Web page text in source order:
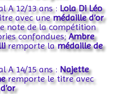
A 12/13 ans : Lola Di Léo
avec unemédaille d’or
note de la compétition
confondues;Ambre
remporte lamédaille de
A 14/15 ans : Najette
remporte le titre avec